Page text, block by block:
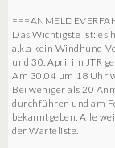
Das Wichtigste ist: es
a.k.a kein Windhund-
und 30. April im JTR
Am 30.04 um 18 Uhr
Bei weniger als 20
durchführen und am
bekanntgeben. Alle
der Warteliste.